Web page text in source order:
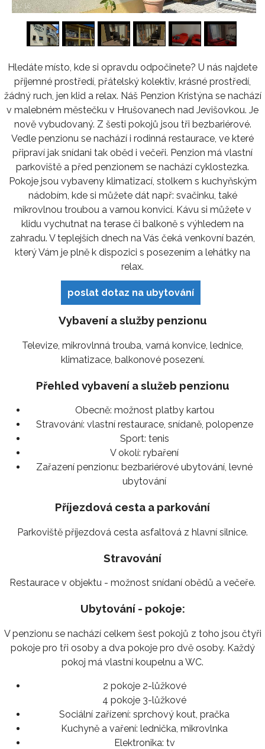
1/16
Hledáte místo, kde si opravdu odpočinete? U nás najdete
příjemné prostředí, přátelský kolektiv, krásné prostředí,
žádný ruch, jen klid a relax. Náš Penzion Kristýna se nachází
v malebném městečku v Hrušovanech nad Jevišovkou. Je
nově vybudovaný. Z šesti pokojů jsou tři bezbariérové.
Vedle penzionu se nachází i rodinná restaurace, ve které
připraví jak snídani tak oběd i večeři. Penzion má vlastní
parkoviště a před penzionem se nachází cyklostezka.
Pokoje jsou vybaveny klimatizací, stolkem s kuchyňským
nádobím, kde si můžete dát např: svačinku, také
mikrovlnou troubou a varnou konvicí. Kávu si můžete v
klidu vychutnat na terase či balkoně s výhledem na
zahradu. V teplejších dnech na Vás čeká venkovní bazén,
který Vám je plně k dispozici s posezením a lehátky na
relax.
poslat dotaz na ubytování
Vybavení a služby penzionu
Televize, mikrovlnná trouba, varná konvice, lednice,
klimatizace, balkonové posezení.
Přehled vybavení a služeb penzionu
Obecně: možnost platby kartou
Stravování: vlastní restaurace, snídaně, polopenze
Sport: tenis
V okolí: rybaření
Zařazení penzionu: bezbariérové ubytování, levné
ubytování
Příjezdová cesta a parkování
Parkoviště příjezdová cesta asfaltová z hlavní silnice.
Stravování
Restaurace v objektu - možnost snídaní obědů a večeře.
Ubytování - pokoje:
V penzionu se nachází celkem šest pokojů z toho jsou čtyři
pokoje pro tři osoby a dva pokoje pro dvě osoby. Každý
pokoj má vlastní koupelnu a WC.
2 pokoje 2-lůžkové
4 pokoje 3-lůžkové
Sociální zařízení: sprchový kout, pračka
Kuchyně a vaření: lednička, mikrovlnka
Elektronika: tv